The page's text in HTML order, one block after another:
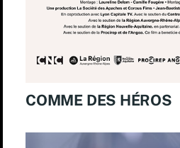
COMME DES HÉROS